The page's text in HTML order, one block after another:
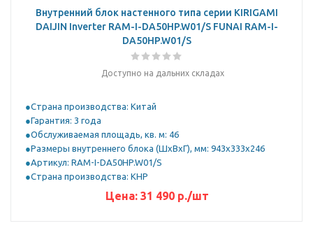
Внутренний блок настенного типа серии KIRIGAMI
DAIJIN Inverter RAM-I-DA50HP.W01/S FUNAI RAM-I-
DA50HP.W01/S
Доступно на дальних складах
Страна производства: Китай
Гарантия: 3 года
Обслуживаемая площадь, кв. м: 46
Размеры внутреннего блока (ШхВхГ), мм: 943x333x246
Артикул: RAM-I-DA50HP.W01/S
Страна производства: КНР
Цена: 31 490р./шт